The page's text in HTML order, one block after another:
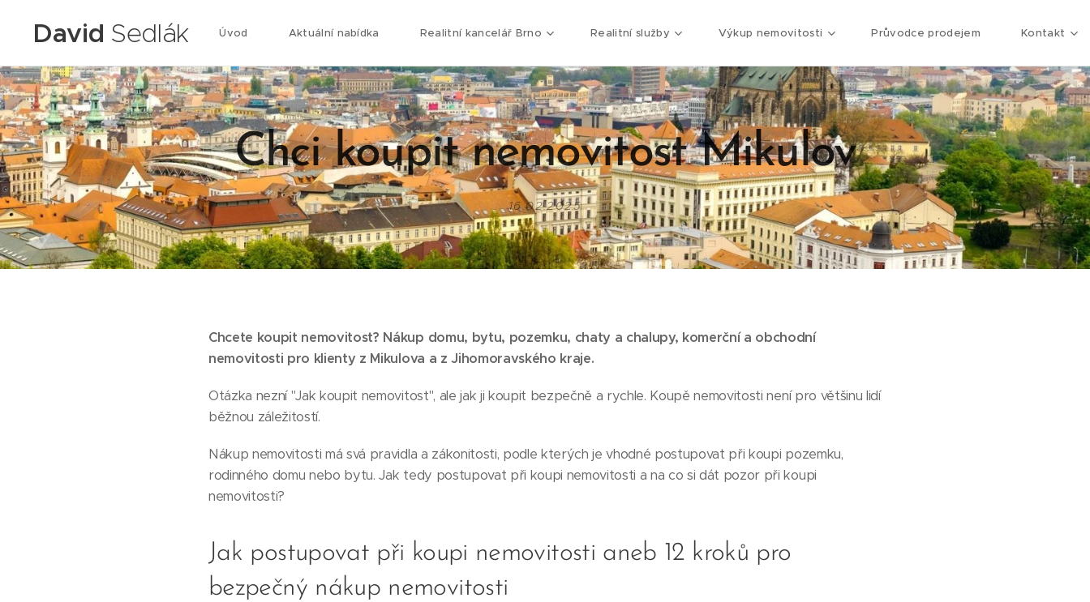
David Sedlák Úvod Aktuální nabídka Realitní kancelář Brno Realitní služby Výkup nemovitosti Průvodce prodejem Kontakt
Chci koupit nemovitost Mikulov
16.02.2025
Chcete koupit nemovitost? Nákup domu, bytu, pozemku, chaty a chalupy, komerční a obchodní
nemovitosti pro klienty z Mikulova a z Jihomoravského kraje.
Otázka nezní "Jak koupit nemovitost", ale jak ji koupit bezpečně a rychle. Koupě nemovitosti není pro většinu lidí
běžnou záležitostí.
Nákup nemovitosti má svá pravidla a zákonitosti, podle kterých je vhodné postupovat při koupi pozemku,
rodinného domu nebo bytu. Jak tedy postupovat při koupi nemovitosti a na co si dát pozor při koupi
nemovitosti?
Jak postupovat při koupi nemovitosti aneb 12 kroků pro
bezpečný nákup nemovitosti